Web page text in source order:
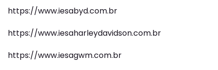
https://www.iesabyd.com.br
https://www.iesaharleydavidson.com.br
https://www.iesagwm.com.br